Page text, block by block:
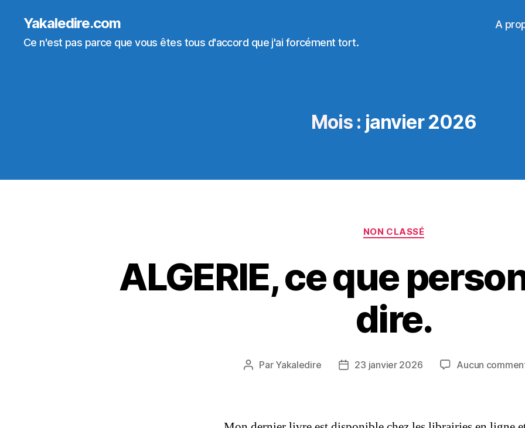
Yakaledire.com
Ce n'est pas parce que vous êtes tous d'accord que j'ai forcément tort.
A
Mois : janvier 2026
Catégories
NON CLASSÉ
ALGERIE, ce que
dire.
Auteur
Par Yakaledire
Date23 janvier 2026 Aucun